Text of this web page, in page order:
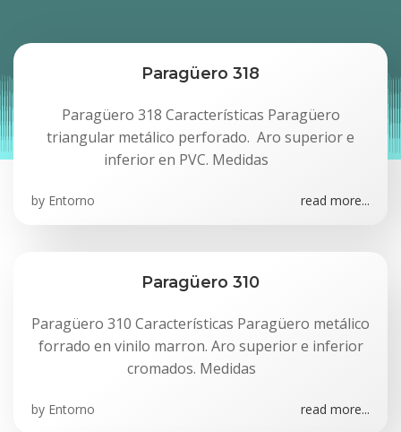
Paragüero 318
Paragüero 318 Características Paragüero
triangular metálico perforado. Aro superior e
inferior en PVC. Medidas
by Entorno read more...
Paragüero 310
Paragüero 310 Características Paragüero metálico
forrado en vinilo marron. Aro superior e inferior
cromados. Medidas
by Entorno read more...